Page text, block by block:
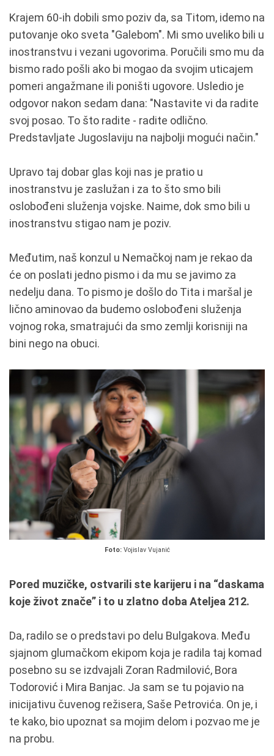
Krajem 60-ih dobili smo poziv da, sa Titom, idemo na
putovanje oko sveta "Galebom". Mi smo uveliko bili u
inostranstvu i vezani ugovorima. Poručili smo mu da
bismo rado pošli ako bi mogao da svojim uticajem
pomeri angažmane ili poništi ugovore. Usledio je
odgovor nakon sedam dana: "Nastavite vi da radite
svoj posao. To što radite - radite odlično.
Predstavljate Jugoslaviju na najbolji mogući način."
Upravo taj dobar glas koji nas je pratio u
inostranstvu je zaslužan i za to što smo bili
oslobođeni služenja vojske. Naime, dok smo bili u
inostranstvu stigao nam je poziv.
Međutim, naš konzul u Nemačkoj nam je rekao da
će on poslati jedno pismo i da mu se javimo za
nedelju dana. To pismo je došlo do Tita i maršal je
lično aminovao da budemo oslobođeni služenja
vojnog roka, smatrajući da smo zemlji korisniji na
bini nego na obuci.
Foto:Vojislav Vujanić
Pored muzičke, ostvarili ste karijeru i na “daskama
koje život znače” i to u zlatno doba Ateljea 212.
Da, radilo se o predstavi po delu Bulgakova. Među
sjajnom glumačkom ekipom koja je radila taj komad
posebno su se izdvajali Zoran Radmilović, Bora
Todorović i Mira Banjac. Ja sam se tu pojavio na
inicijativu čuvenog režisera, Saše Petrovića. On je, i
te kako, bio upoznat sa mojim delom i pozvao me je
na probu.